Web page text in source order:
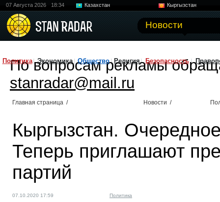
07 Августа 2026 18:34 Казахстан
Кыргызстан
Новости
Политика Экономика Общество Религия Безопасность
По вопросам рекламы
stanradar@mail.ru
Главная страница / Новости /
Кыргызстан.
Теперь приглашают
партий
07.10.2020 17:59 Политика